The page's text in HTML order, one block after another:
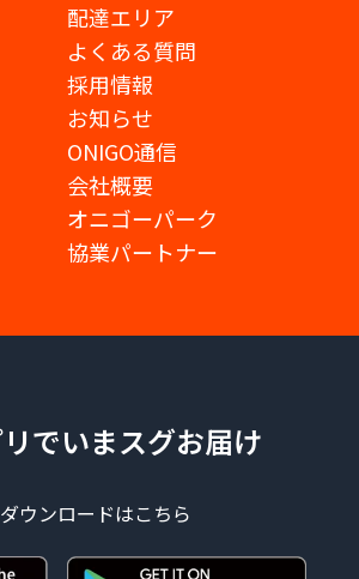
配達エリア
よくある質問
採用情報
お知らせ
ONIGO通信
会社概要
オニゴーパーク
協業パートナー
でいまスグお届け
ウンロードはこちら